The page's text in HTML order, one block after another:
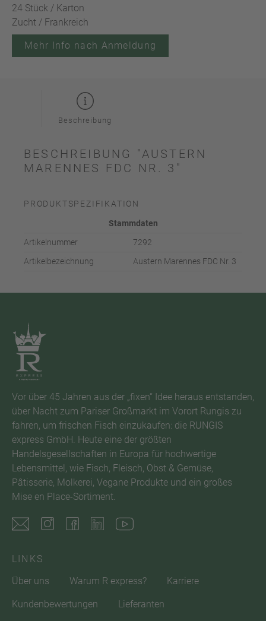
24 Stück / Karton
Zucht / Frankreich
Mehr Info nach Anmeldung
Beschreibung
BESCHREIBUNG "AUSTERN
MARENNES FDC NR. 3"
PRODUKTSPEZIFIKATION
Stammdaten
Artikelnummer
7292
Artikelbezeichnung
Austern Marennes FDC Nr. 3
Vor über 45 Jahren aus der „fixen“ Idee heraus entstanden,
über Nacht zum Pariser Großmarkt im Vorort Rungis zu
fahren, um frischen Fisch einzukaufen: die RUNGIS
express GmbH. Heute eine der größten
Handelsgesellschaften in Europa für hochwertige
Lebensmittel, wie Fisch, Fleisch, Obst & Gemüse,
Pâtisserie, Molkerei, Vegane Produkte und ein großes
Mise en Place-Sortiment.
LINKS
Über uns
Warum R express? Karriere
Kundenbewertungen Lieferanten